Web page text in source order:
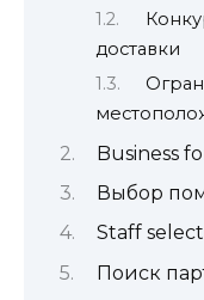
доставки
Business
Выбор
Staff
Поиск